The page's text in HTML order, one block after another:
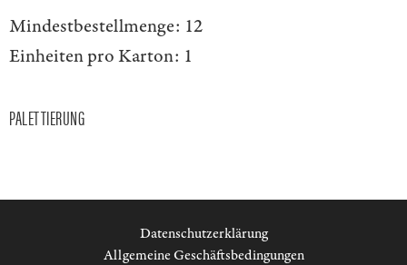
Mindestbestellmenge: 12
Einheiten pro Karton: 1
PALETTIERUNG
Datenschutzerklärung
Allgemeine Geschäftsbedingungen